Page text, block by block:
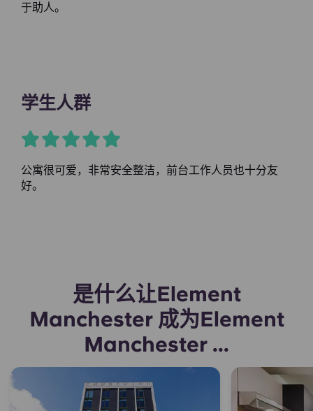
于助人。
学生人群
公寓很可爱，非常安全整洁，前台工作人员也十分友
好。
是什么让Element
Manchester 成为Element
Manchester ...